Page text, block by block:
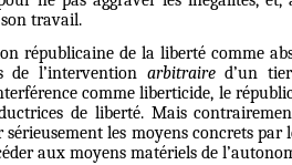
son travail.
républicaine de la liberté comme
l’intervention arbitraired’un
comme liberticide, le
de liberté. Mais
sérieusement les moyens concrets
aux moyens matériels de